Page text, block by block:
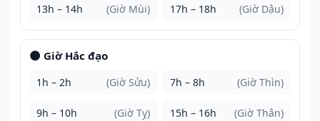
13h – 14h (Giờ Mùi) 17h – 18h (Giờ Dậu)
🌑 Giờ Hắc đạo
1h – 2h (Giờ Sửu) 7h – 8h (Giờ Thìn)
9h – 10h (Giờ Tỵ) 15h – 16h (Giờ Thân)